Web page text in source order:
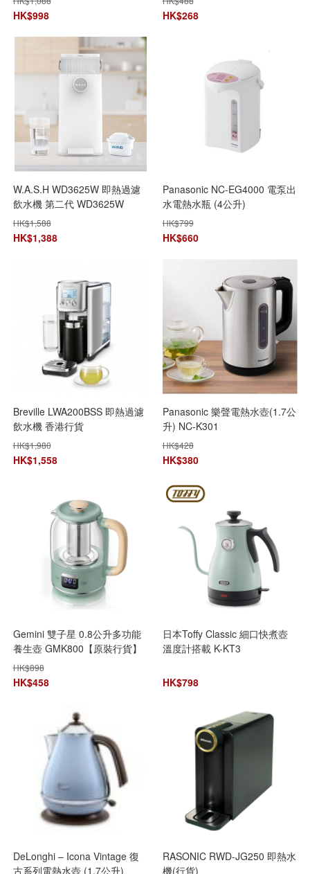
HK$998 HK$268
W.A.S.H WD3625W 即熱過濾
飲水機 第二代 WD3625W
HK$1,588
HK$1,388
Panasonic NC-EG4000 電泵出
水電熱水瓶 (4公升)
HK$799
HK$660
Breville LWA200BSS 即熱過濾
飲水機 香港行貨
HK$1,980
HK$1,558
Panasonic 樂聲電熱水壺(1.7公
升) NC-K301
HK$428
HK$380
Gemini 雙子星 0.8公升多功能
養生壺 GMK800【原裝行貨】
HK$898
HK$458
日本Toffy Classic 細口快煮壺
溫度計搭載 K-KT3
HK$798
DeLonghi – Icona Vintage 復
古系列電熱水壺 (1.7公升)
RASONIC RWD-JG250 即熱水
機(行貨)